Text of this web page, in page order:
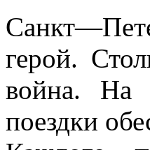
герой.
война. На
поездки